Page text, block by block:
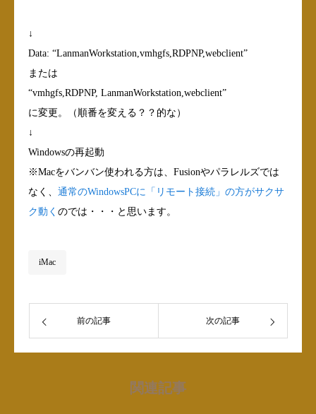
↓
Data: “LanmanWorkstation,vmhgfs,RDPNP,webclient”
または
“vmhgfs,RDPNP, LanmanWorkstation,webclient”
に変更。（順番を変える？？的な）
↓
Windowsの再起動
※Macをバンバン使われる方は、Fusionやパラレルズでは
なく、 通常のWindowsPCに「リモート接続」の方がサクサ
ク動く のでは・・・と思います。
iMac
前の記事 次の記事
関連記事